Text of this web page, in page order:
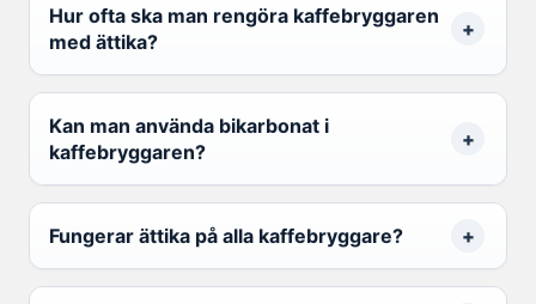
Hur ofta ska man rengöra kaffebryggaren
med ättika?
Kan man använda bikarbonat i
kaffebryggaren?
Fungerar ättika på alla kaffebryggare?